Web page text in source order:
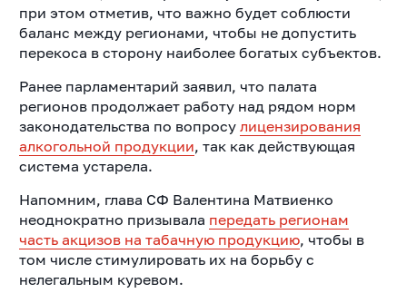
при этом отметив, что важно будет соблюсти
баланс между регионами, чтобы не допустить
перекоса в сторону наиболее богатых субъектов.
Ранее парламентарий заявил, что палата
регионов продолжает работу над рядом норм
законодательства по вопросу лицензирования
алкогольной продукции, так как действующая
система устарела.
Напомним, глава СФ Валентина Матвиенко
неоднократно призывала передать регионам
часть акцизов на табачную продукцию, чтобы в
том числе стимулировать их на борьбу с
нелегальным куревом.